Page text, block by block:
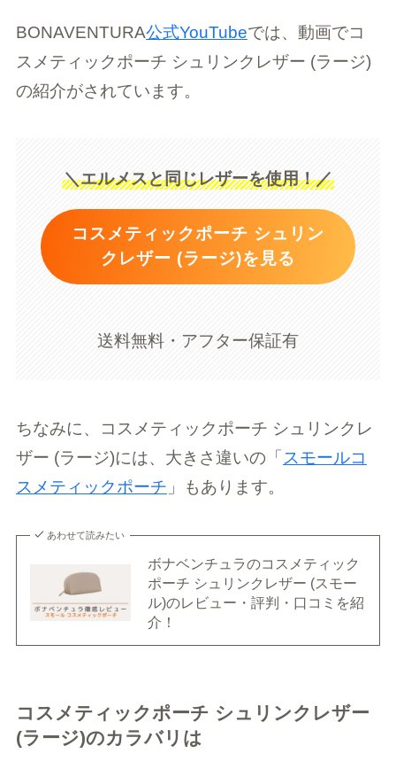
BONAVENTURA公式YouTubeでは、動画でコ
スメティックポーチ シュリンクレザー (ラージ)
の紹介がされています。
＼エルメスと同じレザーを使用！／
コスメティックポーチ シュリン
クレザー (ラージ)を見る
送料無料・アフター保証有
ちなみに、コスメティックポーチ シュリンクレ
ザー (ラージ)には、大きさ違いの「 スモールコ
スメティックポーチ 」もあります。
あわせて読みたい
ボナベンチュラのコスメティック
ポーチ シュリンクレザー (スモー
ル)のレビュー・評判・口コミを紹
介！
コスメティックポーチ シュリンクレザー
(ラージ)のカラバリは